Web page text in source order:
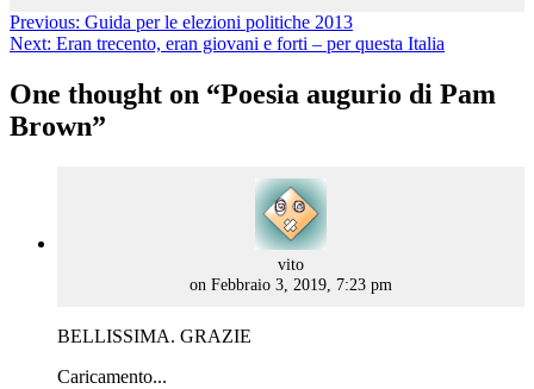
Previous: Guida per le elezioni politiche 2013
Next: Eran trecento, eran giovani e forti – per questa Italia
One thought on “Poesia augurio di Pam
Brown”
vitosays:
on Febbraio 3, 2019, 7:23 pm
BELLISSIMA. GRAZIE
Caricamento...